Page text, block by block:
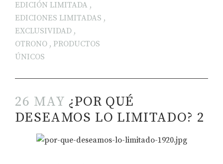
EDICIÓN LIMITADA ,
EDICIONES LIMITADAS ,
EXCLUSIVIDAD ,
OTRONO , PRODUCTOS
ÚNICOS
26 MAY ¿POR QUÉ
DESEAMOS LO LIMITADO? 2